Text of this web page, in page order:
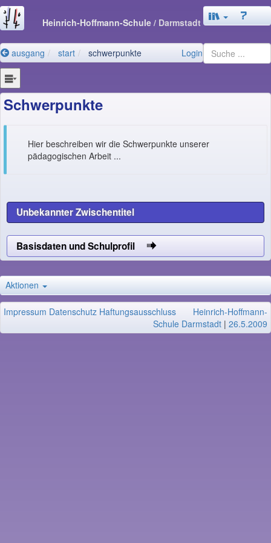
Heinrich-Hoffmann-Schule / Darmstadt
ausgang start schwerpunkte Login
Schwerpunkte
Hier beschreiben wir die Schwerpunkte unserer
pädagogischen Arbeit ...
Unbekannter Zwischentitel
Basisdaten und Schulprofil
Aktionen
Impressum Datenschutz Haftungsausschluss
Heinrich-Hoffmann-
Schule Darmstadt | 26.5.2009